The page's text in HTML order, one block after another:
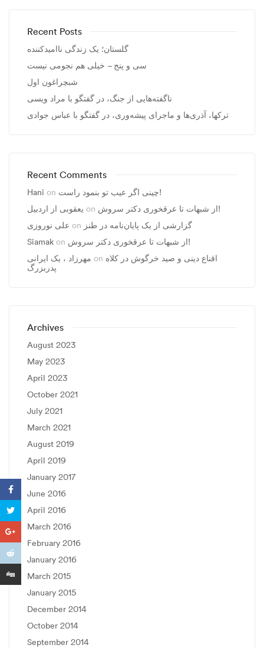
Recent Posts
گلستان؛ یک زندگی ناامیدکننده
سی و پنج – خیلی هم نجومی نیست
شبچراغون اول
ناگفته‌هایی از جنگ، در گفتگو با مراد ویسی
ترکها، آذری‌ها و ماجرای پیشه‌وری، در گفتگو با عباس جوادی
Recent Comments
Hani on
چینی اگر عیب تو بنمود راست!
یعقوبی از اردبیل on
از شبهات تا عرقخوری دکتر سروش!
علی نوروزی on گزارشی از یک پایان‌نامه در طنز
Siamak on
از شبهات تا عرقخوری دکتر سروش!
مهرزاد ، يک ايرانی on اقناع دینی و صید خرگوش در کلاه
پدربزرگ
Archives
August 2023
May 2023
April 2023
October 2021
July 2021
March 2021
August 2019
April 2019
January 2017
June 2016
April 2016
March 2016
February 2016
January 2016
March 2015
January 2015
December 2014
October 2014
September 2014